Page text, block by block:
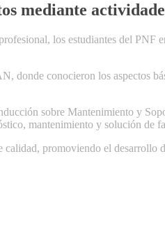
mediante
los estudiantes del
conocieron los aspectos
sobre Mantenimiento y
mantenimiento y solución de
promoviendo el